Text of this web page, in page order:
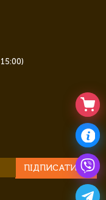
ПІДПИСАТИСЯ